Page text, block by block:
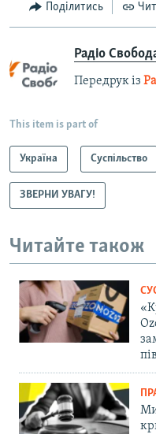
Поділитись
Радіо
Передрук із
This item is part of
Україна Суспільство
ЗВЕРНИ УВАГУ!
Читайте також